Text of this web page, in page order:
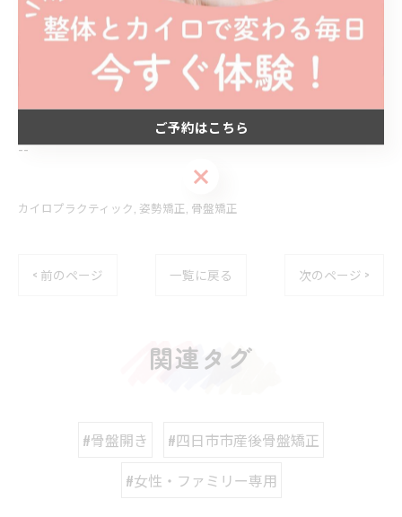
四日市市で姿勢矯正を提供
四日市市で骨盤矯正を提供
--------------------------------------------------------------------
--
カイロプラクティック 姿勢矯正 骨盤矯正
< 前のページ 一覧に戻る 次のページ >
関連タグ
#骨盤開き
#四日市市産後骨盤矯正
#女性・ファミリー専用
ご予約はこちら
ご予約はこちら